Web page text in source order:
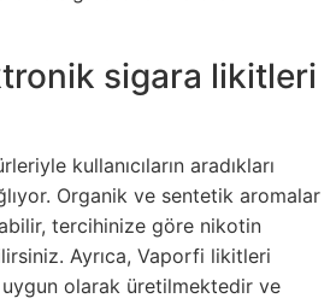
sigara likitleri
kullanıcıların aradıkları
Organik ve sentetik aromalar
tercihinize göre nikotin
Ayrıca, Vaporfi likitleri
uygun olarak üretilmektedir ve